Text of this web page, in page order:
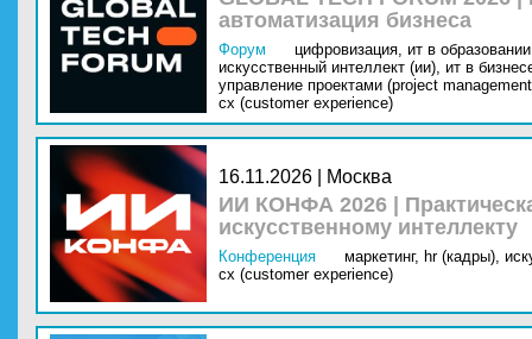
автоматизация бизнеса
Форум цифровизация, ит в
искусственный интеллект (ии), ит в
управление проектами (project
cx (customer experience)
16.11.2026 | Москва
ИИ КОНФА 2026 |
искусственному интеллекту
Конференция маркетинг, hr (кадры),
cx (customer experience)